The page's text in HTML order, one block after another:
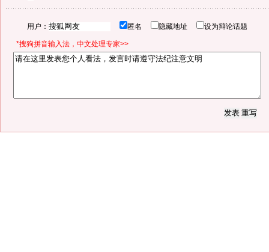
用户： 匿名 隐藏地址 设为辩论话题
*搜狗拼音输入法，中文处理专家>>